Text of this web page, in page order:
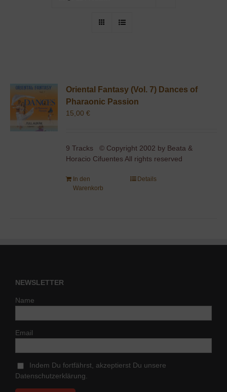
Oriental Fantasy (Vol. 7) Dances of
Pharaonic Passion
15,00€
9 Tracks © Copyright 2002 by Beata &
Horacio Cifuentes All rights reserved
In den
Warenkorb
Details
NEWSLETTER
Name
Email
Indem Du fortfährst, akzeptierst Du unsere
Datenschutzerklärung.